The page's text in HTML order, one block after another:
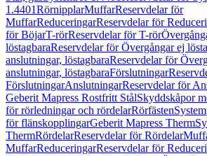
1.4401RörnipplarMuffarReservdelar för
MuffarReduceringarReservdelar för
för BöjarT-rörReservdelar för T-rör
löstagbaraReservdelar för Övergångar ej
anslutningar, löstagbaraReservdelar för
anslutningar, löstagbaraFörslutningar
FörslutningarAnslutningarReservdelar för
Geberit Mapress Rostfritt StålSkyddskåpor
för rörledningar och rördelarRörfästen
för flänskopplingarGeberit Mapress Therm
ThermRördelarReservdelar för Rördelar
MuffarReduceringarReservdelar för